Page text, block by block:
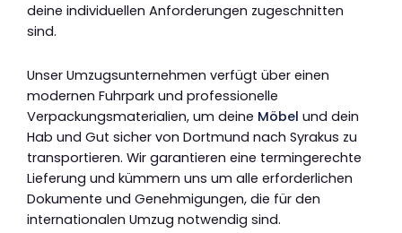
deine individuellen Anforderungen zugeschnitten
sind.
Unser Umzugsunternehmen verfügt über einen
modernen Fuhrpark und professionelle
Verpackungsmaterialien, um deine Möbel und dein
Hab und Gut sicher von Dortmund nach Syrakus zu
transportieren. Wir garantieren eine termingerechte
Lieferung und kümmern uns um alle erforderlichen
Dokumente und Genehmigungen, die für den
internationalen Umzug notwendig sind.